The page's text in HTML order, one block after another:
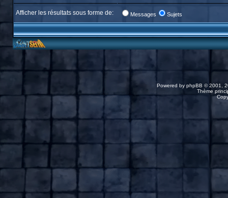
Afficher les résultats sous forme de: Messages Sujets
Powered by phpBB © 2001,
Thème